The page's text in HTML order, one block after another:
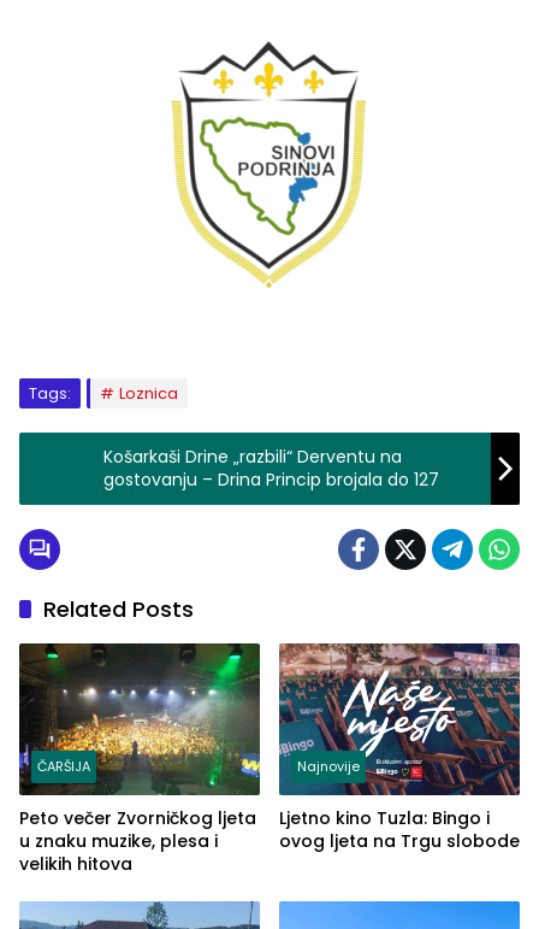
Tags: Loznica
Košarkaši Drine „razbili“ Derventu na
gostovanju – Drina Princip brojala do 127
Related Posts
ČARŠIJA
Peto večer Zvorničkog ljeta
u znaku muzike, plesa i
velikih hitova
Najnovije
Ljetno kino Tuzla: Bingo i
ovog ljeta na Trgu slobode